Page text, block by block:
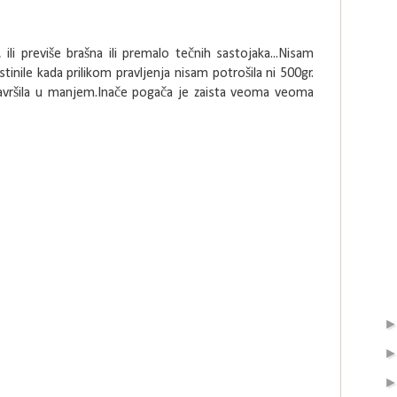
brašna ili premalo tečnih sastojaka...Nisam
kada prilikom pravljenja nisam potrošila ni 500gr.
u manjem.Inače pogača je zaista veoma veoma